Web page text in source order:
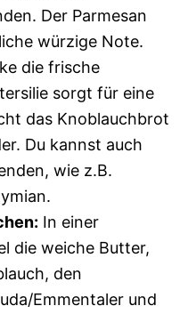
Der Parmesan
würzige Note.
die frische
sorgt für eine
das Knoblauchbrot
Du kannst auch
wie z.B.
In einer
die weiche Butter,
den
Emmentaler und